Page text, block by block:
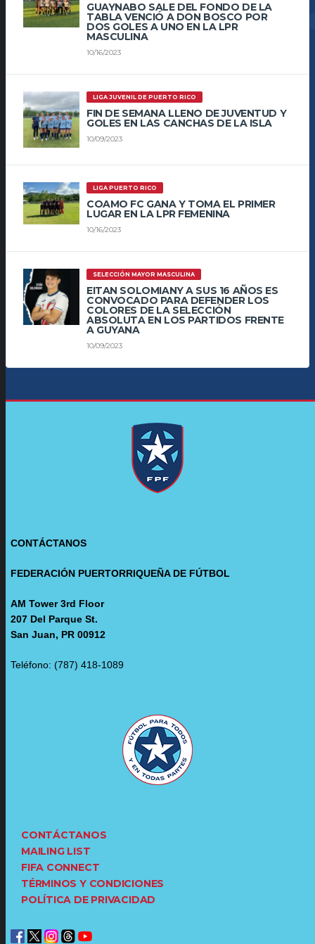
GUAYNABO SALE DEL FONDO DE LA
TABLA VENCIÓ A DON BOSCO POR
DOS GOLES A UNO EN LA LPR
MASCULINA
10/16/2023
LIGA JUVENIL DE PUERTO RICO
FIN DE SEMANA LLENO DE JUVENTUD Y
GOLES EN LAS CANCHAS DE LA ISLA
10/09/2023
LIGA PUERTO RICO
COAMO FC GANA Y TOMA EL PRIMER
LUGAR EN LA LPR FEMENINA
10/16/2023
SELECCIÓN MAYOR MASCULINA
EITAN SOLOMIANY A SUS 16 AÑOS ES
CONVOCADO PARA DEFENDER LOS
COLORES DE LA SELECCIÓN
ABSOLUTA EN LOS PARTIDOS FRENTE
A GUYANA
10/09/2023
CONTÁCTANOS
FEDERACIÓN PUERTORRIQUEÑA DE FÚTBOL
AM Tower 3rd Floor
207 Del Parque St.
San Juan, PR 00912
Teléfono: (787) 418-1089
CONTÁCTANOS
MAILING LIST
FIFA CONNECT
TÉRMINOS Y CONDICIONES
POLÍTICA DE PRIVACIDAD